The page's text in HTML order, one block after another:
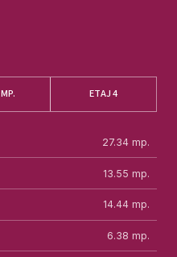
MP. ETAJ 4
27.34mp.
13.55 mp.
14.44mp.
6.38 mp.